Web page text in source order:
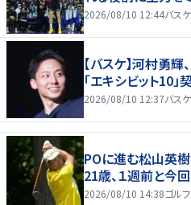
2026/08/10 12:44バスケ
【バスケ】河村勇
「エキシビット10
2026/08/10 12:37バスケ
POに進む松山英
21歳、１週前と
2026/08/10 14:38ゴルフ